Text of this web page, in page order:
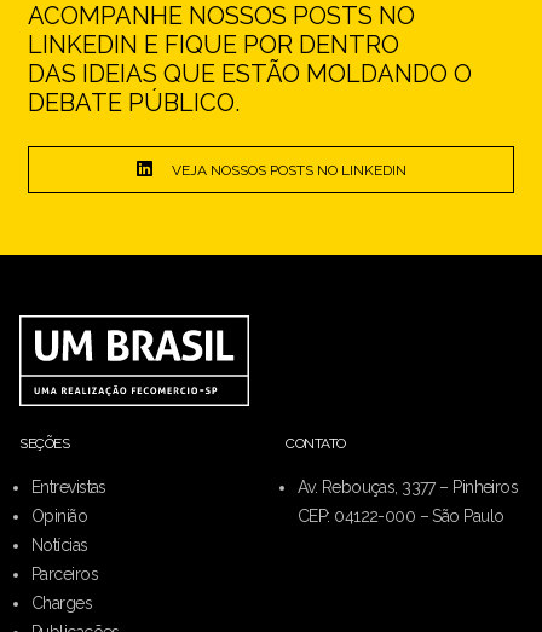
ACOMPANHE NOSSOS POSTS NO
LINKEDIN E FIQUE POR DENTRO
DAS IDEIAS QUE ESTÃO MOLDANDO O
DEBATE PÚBLICO.
VEJA NOSSOS POSTS NO LINKEDIN
SEÇÕES
Entrevistas
Opinião
Notícias
Parceiros
Charges
CONTATO
Av. Rebouças, 3377 – Pinheiros
CEP: 04122-000 – São Paulo